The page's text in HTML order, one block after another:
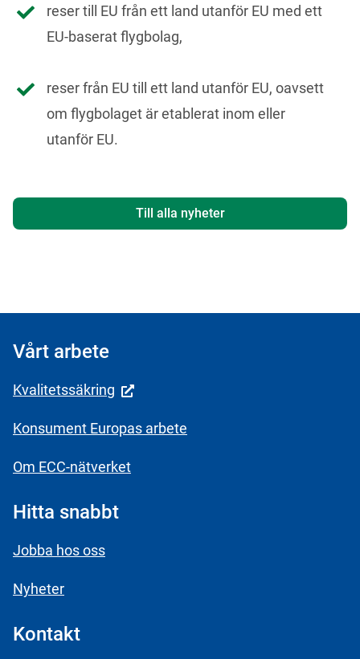
reser till EU från ett land utanför EU med ett
EU-baserat flygbolag,
reser från EU till ett land utanför EU, oavsett
om flygbolaget är etablerat inom eller
utanför EU.
Till alla nyheter
Vårt arbete
Kvalitetssäkring
Konsument Europas arbete
Om ECC-nätverket
Hitta snabbt
Jobba hos oss
Nyheter
Kontakt